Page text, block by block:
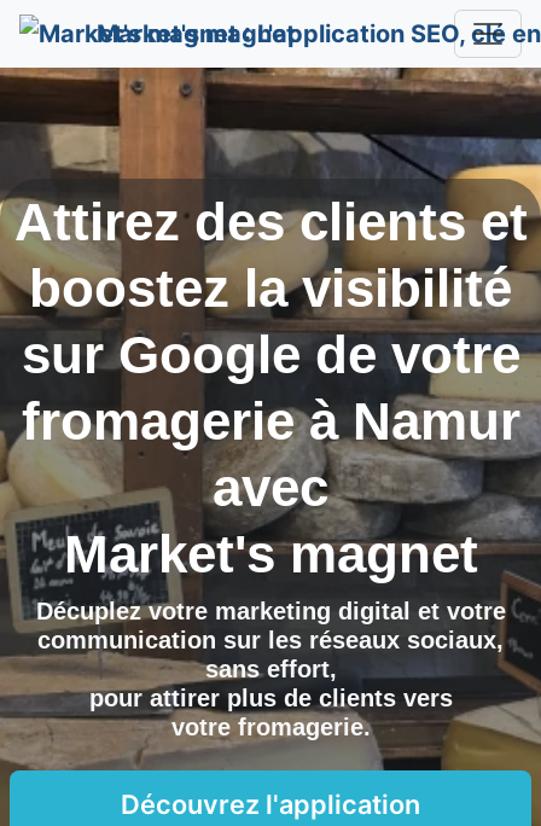
Market's magnet
Attirez des clients et
boostez la visibilité
sur Google de votre
fromagerie àNamur
avec
Market's magnet
Décuplez votre marketing digital et votre
communication sur les réseaux sociaux,
sans effort,
pour attirer plus de clients vers
votre fromagerie.
Découvrez l'application